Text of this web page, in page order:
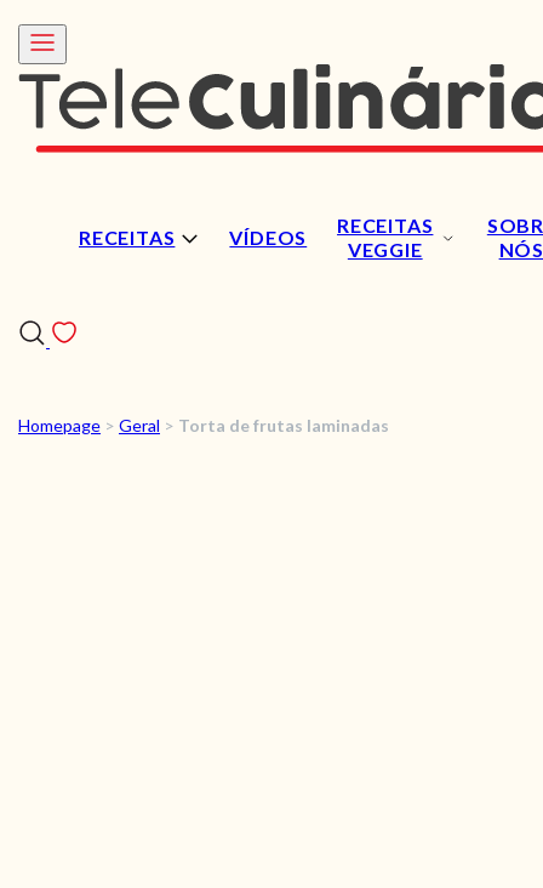
RECEITAS VÍDEOS
RECEITAS
VEGGIE
NÓS
RECEITAS
Homepage > Geral > Torta de frutas laminadas